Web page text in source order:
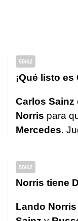
58/62
¡Qué listo
Carlos Sainz
Norris para
Mercedes.
58/62
Norris tiene
Lando Norris